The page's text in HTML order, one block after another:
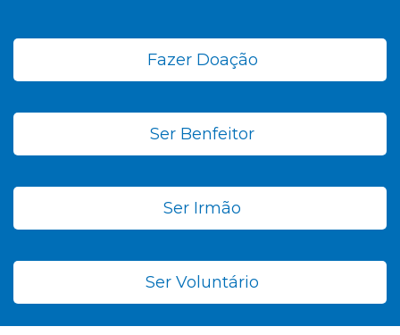
Fazer Doação
Ser Benfeitor
Ser Irmão
Ser Voluntário